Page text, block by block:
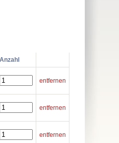
Anzahl
entfernen
entfernen
entfernen